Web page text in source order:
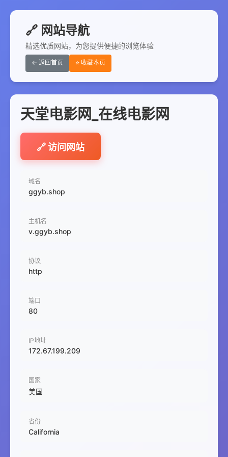
🔗 网站导航
精选优质网站，为您提供便捷的浏览体验
← 返回首页 ⭐ 收藏本页
天堂电影网_在线电影网
🔗 访问网站
域名
ggyb.shop
主机名
v.ggyb.shop
协议
http
端口
80
IP地址
172.67.199.209
国家
美国
省份
California